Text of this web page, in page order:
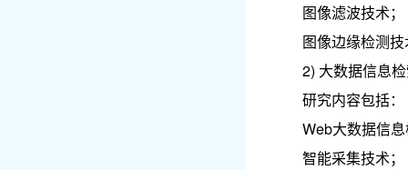
图像滤波技术；
图像边缘检测
2) 大数据信息
研究内容包括：
Web大数据信
智能采集技术；